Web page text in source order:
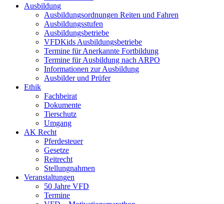
Ausbildung
Ausbildungsordnungen Reiten und Fahren
Ausbildungsstufen
Ausbildungsbetriebe
VFDKids Ausbildungsbetriebe
Termine für Anerkannte Fortbildung
Termine für Ausbildung nach ARPO
Informationen zur Ausbildung
Ausbilder und Prüfer
Ethik
Fachbeirat
Dokumente
Tierschutz
Umgang
AK Recht
Pferdesteuer
Gesetze
Reitrecht
Stellungnahmen
Veranstaltungen
50 Jahre VFD
Termine